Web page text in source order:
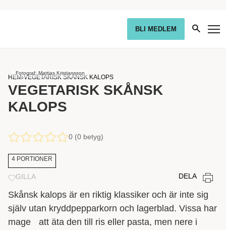
BLI MEDLEM
HEM›VEGETARISK SKÅNSK KALOPS
Fotograf: Mattias Kristiansson
VEGETARISK SKÅNSK
KALOPS
0 (0 betyg)
4 PORTIONER
GILLA DELA
Skånsk kalops är en riktig klassiker och är inte sig
själv utan kryddpepparkorn och lagerblad. Vissa har
mage att äta den till ris eller pasta, men nere i